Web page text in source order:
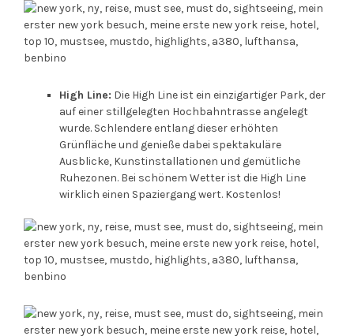
High Line: Die High Line ist ein einzigartiger Park, der
auf einer stillgelegten Hochbahntrasse angelegt
wurde. Schlendere entlang dieser erhöhten
Grünfläche und genieße dabei spektakuläre
Ausblicke, Kunstinstallationen und gemütliche
Ruhezonen. Bei schönem Wetter ist die High Line
wirklich einen Spaziergang wert. Kostenlos!